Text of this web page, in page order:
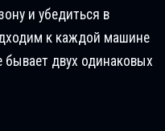
и убедиться в
к каждой машине
двух одинаковых